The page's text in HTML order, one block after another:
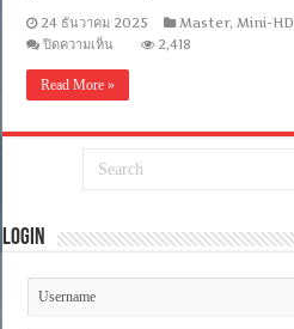
24 ธันวาคม 2025 Master, Mini-HD
ปิดความเห็น
HQ]
Phone
(2025)
วิญญาณ
[เสียง
2,418
Read More »
Login